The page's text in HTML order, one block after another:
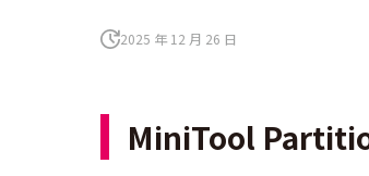
2025 年 12 月 26 日
MiniTool